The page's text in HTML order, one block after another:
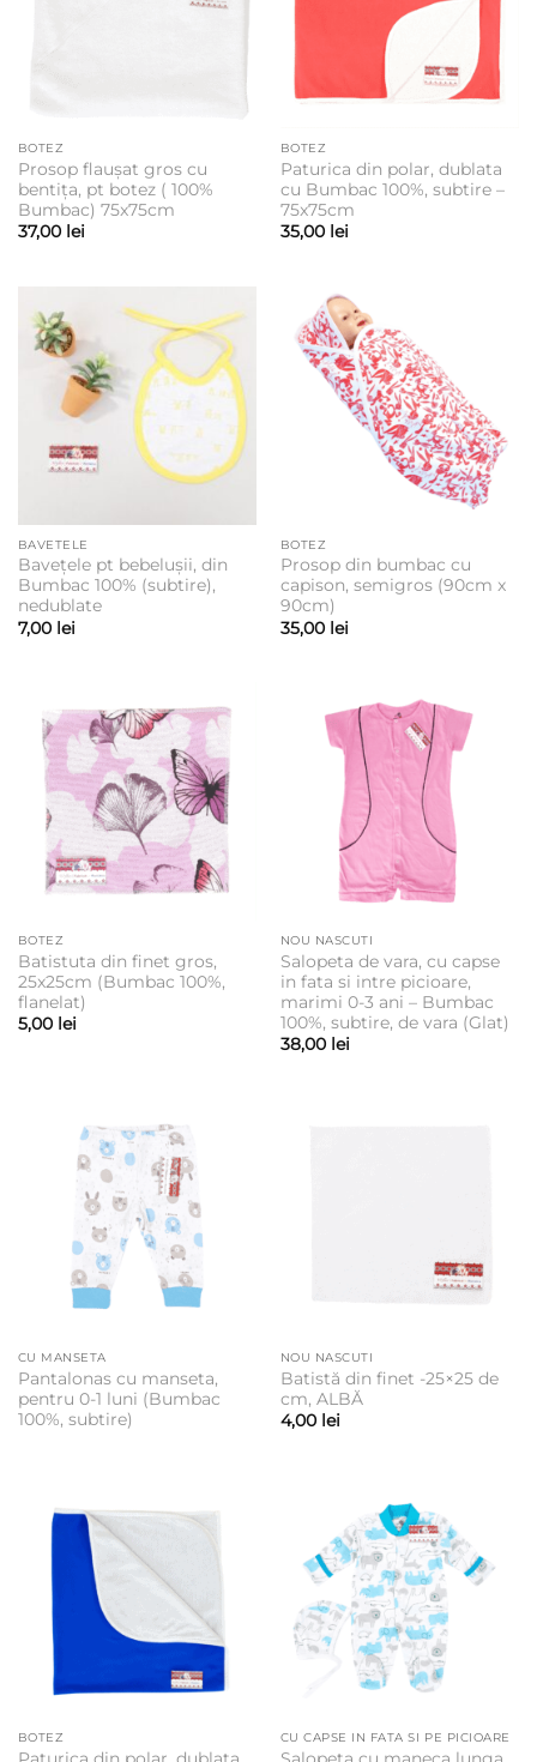
BOTEZ
Prosop flaușat gros cu
bentița, pt botez ( 100%
Bumbac) 75x75cm
37,00 lei
BOTEZ
Paturica din polar, dublata
cu Bumbac 100%, subtire –
75x75cm
35,00 lei
BAVETELE
Bavețele pt bebelușii, din
Bumbac 100% (subtire),
nedublate
7,00 lei
BOTEZ
Prosop din bumbac cu
capison, semigros (90cm x
90cm)
35,00 lei
BOTEZ
Batistuta din finet gros,
25x25cm (Bumbac 100%,
flanelat)
5,00 lei
NOU NASCUTI
Salopeta de vara, cu capse
in fata si intre picioare,
marimi 0-3 ani – Bumbac
100%, subtire, de vara (Glat)
38,00 lei
CU MANSETA
Pantalonas cu manseta,
pentru 0-1 luni (Bumbac
100%, subtire)
NOU NASCUTI
Batistă din finet -25×25 de
cm, ALBĂ
4,00 lei
BOTEZ CU CAPSE IN FATA SI PE PICIOARE